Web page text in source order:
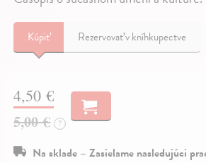
Kúpiť Rezervovať v kníhkupectve
4,50 €
5,00 € ?
Na sklade – Zasielame nasledujúci